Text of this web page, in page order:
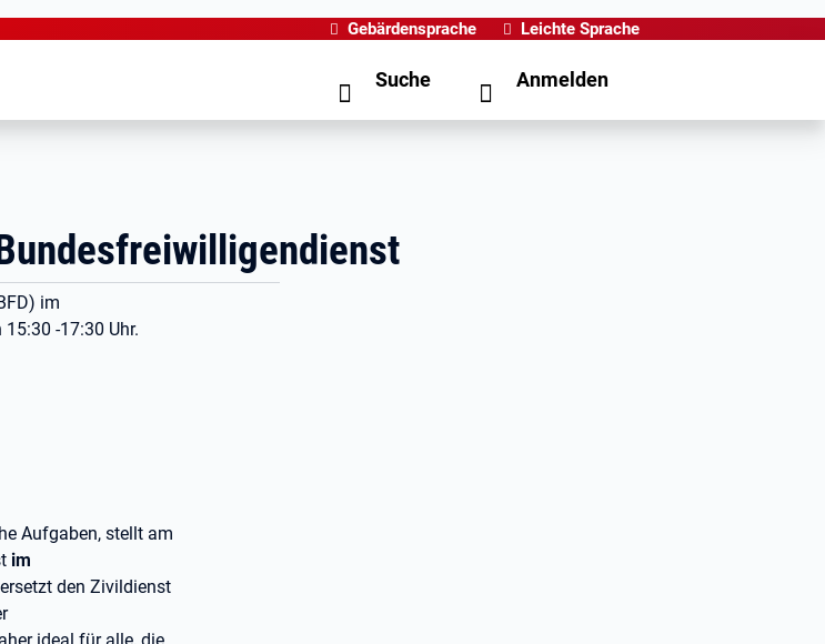
Gebärdensprache Leichte Sprache
Suche Anmelden
im
-17:30 Uhr.
Aufgaben, stellt am
im
den Zivildienst